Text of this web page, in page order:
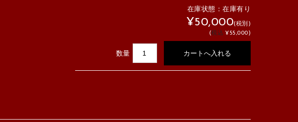
在庫状態： 在庫有り
¥50,000(税別)
(税込 ¥55,000 )
数量